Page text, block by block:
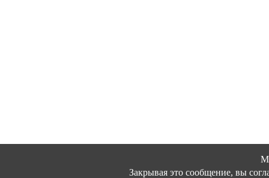
Закрывая это сообщение, вы